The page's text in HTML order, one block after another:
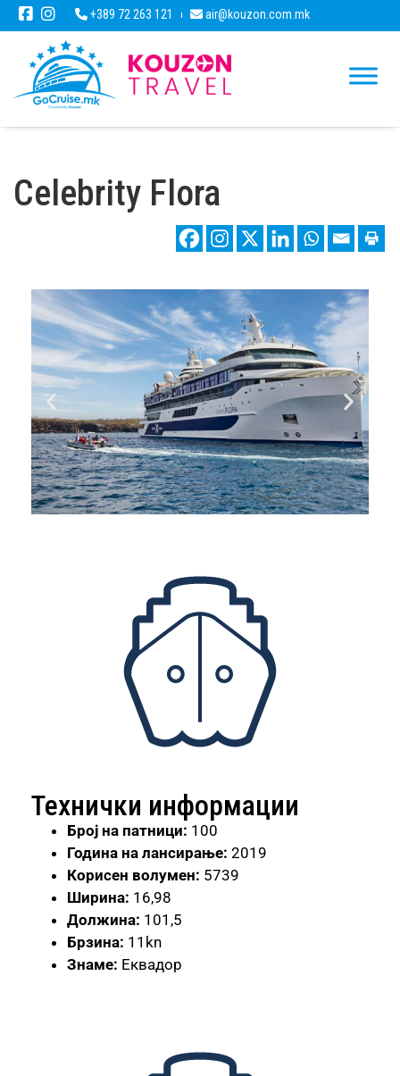
+389 72 263 121 air@kouzon.com.mk
Celebrity Flora
Технички информации
Број на патници: 100
Година на лансирање: 2019
Корисен волумен: 5739
Ширина: 16,98
Должина: 101,5
Брзина: 11kn
Знаме: Еквадор